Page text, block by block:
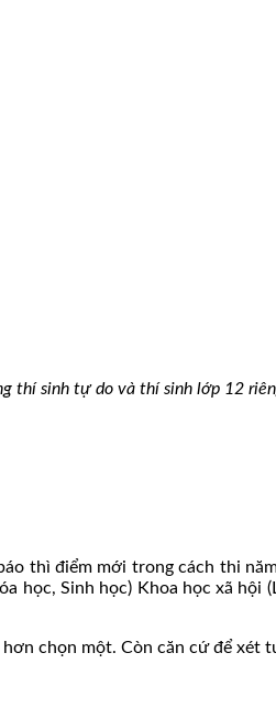
sinh tự do và thí sinh lớp 12
thì điểm mới trong cách thi
học, Sinh học) Khoa học xã
chọn một. Còn căn cứ để